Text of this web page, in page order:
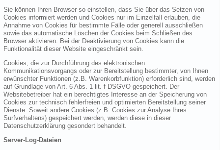
Sie können Ihren Browser so einstellen, dass Sie über das Setzen von
Cookies informiert werden und Cookies nur im Einzelfall erlauben, die
Annahme von Cookies für bestimmte Fälle oder generell ausschließen
sowie das automatische Löschen der Cookies beim Schließen des
Browser aktivieren. Bei der Deaktivierung von Cookies kann die
Funktionalität dieser Website eingeschränkt sein.
Cookies, die zur Durchführung des elektronischen
Kommunikationsvorgangs oder zur Bereitstellung bestimmter, von Ihnen
erwünschter Funktionen (z.B. Warenkorbfunktion) erforderlich sind, werden
auf Grundlage von Art. 6 Abs. 1 lit. f DSGVO gespeichert. Der
Websitebetreiber hat ein berechtigtes Interesse an der Speicherung von
Cookies zur technisch fehlerfreien und optimierten Bereitstellung seiner
Dienste. Soweit andere Cookies (z.B. Cookies zur Analyse Ihres
Surfverhaltens) gespeichert werden, werden diese in dieser
Datenschutzerklärung gesondert behandelt.
Server-Log-Dateien